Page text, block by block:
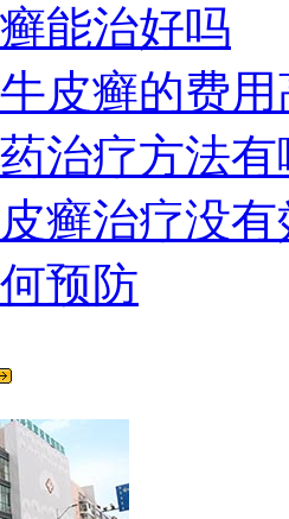
能治好吗
皮癣的费用
治疗方法有
癣治疗没
预防